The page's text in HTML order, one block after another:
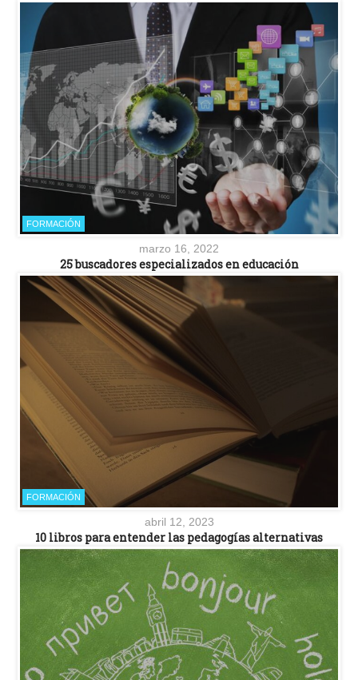
FORMACIÓN
marzo 16, 2022
25 buscadores especializados en educación
FORMACIÓN
abril 12, 2023
10 libros para entender las pedagogías alternativas